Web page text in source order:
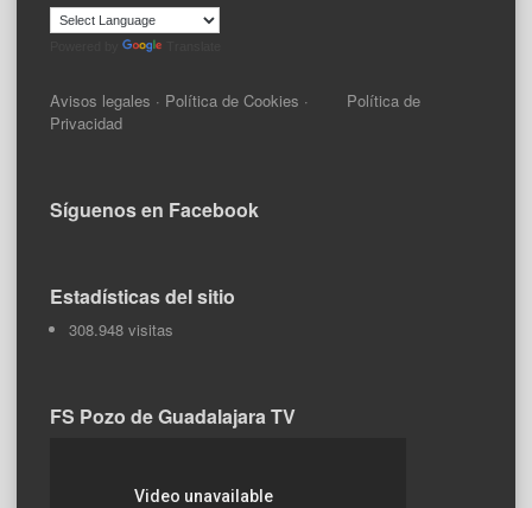
Avisos legales · Política de Cookies · Política de
Privacidad
Síguenos en Facebook
Estadísticas del sitio
308.948 visitas
FS Pozo de Guadalajara TV